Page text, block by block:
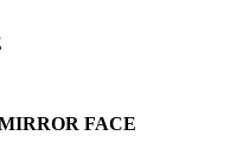
FACE